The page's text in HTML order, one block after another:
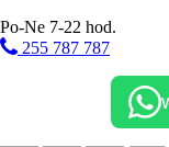
Po-Ne 7-22 hod.
255 787 787